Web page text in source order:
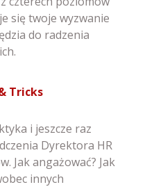
się twoje wyzwanie
do radzenia
Tricks
i jeszcze raz
Dyrektora HR
Jak angażować? Jak
innych